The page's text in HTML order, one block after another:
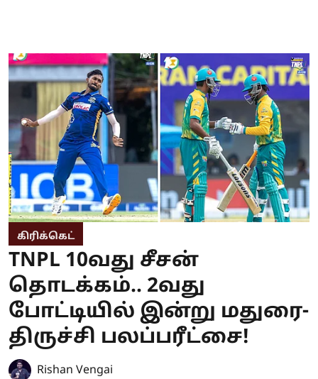
கிரிக்கெட்
TNPL 10வது சீசன்
தொடக்கம்.. 2வது
போட்டியில் இன்று மதுரை-
திருச்சி பலப்பரீட்சை!
Rishan Vengai